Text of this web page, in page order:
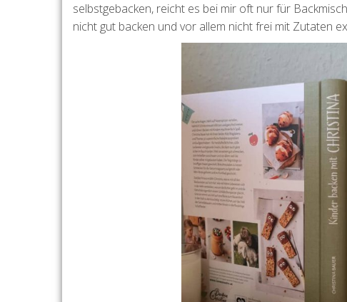
selbstgebacken, reicht es bei mir oft nur für
nicht gut backen und vor allem nicht frei mit Zutaten